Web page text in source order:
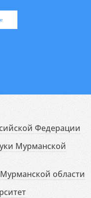
Федерации
Мурманской
области